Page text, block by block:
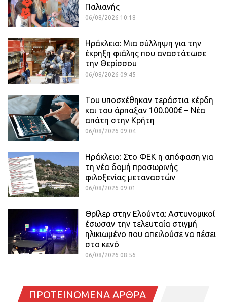
Παλιανής
06/08/2026 10:18
Ηράκλειο: Μια σύλληψη για την
έκρηξη φιάλης που αναστάτωσε
την Θερίσσου
06/08/2026 09:45
Του υποσχέθηκαν τεράστια κέρδη
και του άρπαξαν 100.000€ – Νέα
απάτη στην Κρήτη
06/08/2026 09:04
Ηράκλειο: Στο ΦΕΚ η απόφαση για
τη νέα δομή προσωρινής
φιλοξενίας μεταναστών
06/08/2026 09:01
Θρίλερ στην Ελούντα: Αστυνομικοί
έσωσαν την τελευταία στιγμή
ηλικιωμένο που απειλούσε να πέσει
στο κενό
06/08/2026 08:56
ΠΡΟΤΕΙΝΟΜΕΝΑ ΑΡΘΡΑ